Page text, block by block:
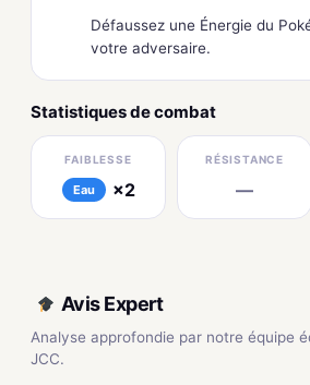
Défaussez une Énergie du
votre adversaire.
Statistiques de combat
FAIBLESSE
Eau ×2
RÉSISTANCE
—
Avis Expert
Analyse approfondie par notre équipe
JCC.